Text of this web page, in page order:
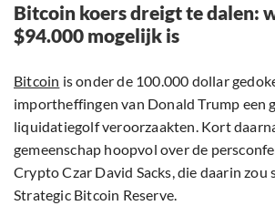
Bitcoin koers dreigt te dalen:
$94.000 mogelijk is
Bitcoin is onder de 100.000 dollar
importheffingen van Donald Trump een
liquidatiegolf veroorzaakten. Kort
gemeenschap hoopvol over de
Crypto Czar David Sacks, die daarin zou
Strategic Bitcoin Reserve.